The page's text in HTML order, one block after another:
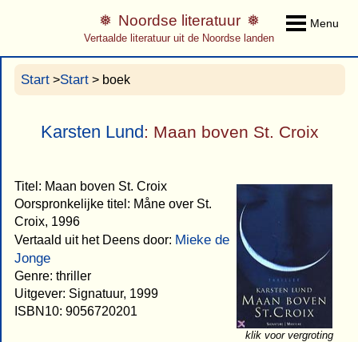
Menu
Noordse literatuur
Vertaalde literatuur uit de Noordse landen
Start >Start > boek
Karsten Lund: Maan boven St. Croix
klik voor vergroting
Titel: Maan boven St. Croix
Oorspronkelijke titel: Måne over St.
Croix, 1996
Vertaald uit het Deens door: Mieke de
Jonge
Genre: thriller
Uitgever: Signatuur, 1999
ISBN10: 9056720201